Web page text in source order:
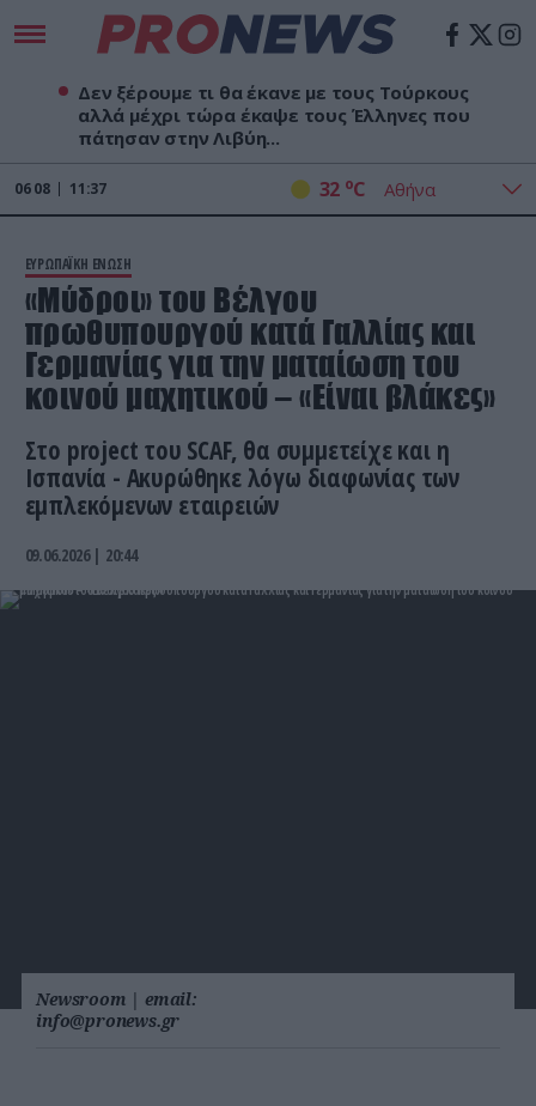
Δεν ξέρουμε τι θα έκανε με τους Τούρκους
αλλά μέχρι τώρα έκαψε τους Έλληνες που
πάτησαν στην Λιβύη...
06 08 11:37 32 oC
ΕΥΡΩΠΑΪΚΗ ΕΝΩΣΗ
«Μύδροι» του Βέλγου
πρωθυπουργού κατά Γαλλίας και
Γερμανίας για την ματαίωση του
κοινού μαχητικού – «Είναι βλάκες»
Στο project του SCAF, θα συμμετείχε και η
Ισπανία - Ακυρώθηκε λόγω διαφωνίας των
εμπλεκόμενων εταιρειών
09.06.2026 | 20:44
Newsroom | email:
info@pronews.gr